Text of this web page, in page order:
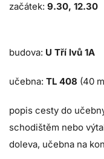
začátek: 9.30, 12.30
budova: U Tří lvů 1A
učebna: TL 408 (40
popis cesty do
schodištěm nebo
doleva, učebna na